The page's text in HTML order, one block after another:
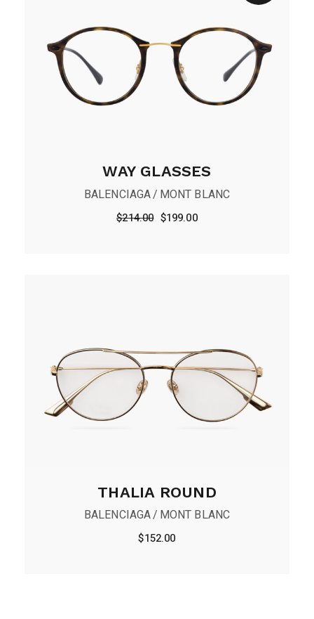
WAY GLASSES
BALENCIAGA MONT BLANC
$214.00 $199.00
THALIA ROUND
BALENCIAGA MONT BLANC
$152.00